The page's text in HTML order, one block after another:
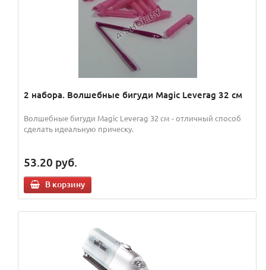
2 набора. Волшебные бигуди Magic Leverag 32 см
Волшебные бигуди Magic Leverag 32 см - отличный способ
сделать идеальную прическу.
53.20 руб.
В корзину